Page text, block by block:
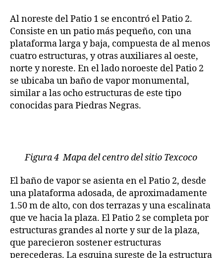
Al noreste del Patio 1 se encontró el Patio 2.
Consiste en un patio más pequeño, con una
plataforma larga y baja, compuesta de al menos
cuatro estructuras, y otras auxiliares al oeste,
norte y noreste. En el lado noroeste del Patio 2
se ubicaba un baño de vapor monumental,
similar a las ocho estructuras de este tipo
conocidas para Piedras Negras.
Figura 4 Mapa del centro del sitio Texcoco
El baño de vapor se asienta en el Patio 2, desde
una plataforma adosada, de aproximadamente
1.50 m de alto, con dos terrazas y una escalinata
que ve hacia la plaza. El Patio 2 se completa por
estructuras grandes al norte y sur de la plaza,
que parecieron sostener estructuras
perecederas. La esquina sureste de la estructura